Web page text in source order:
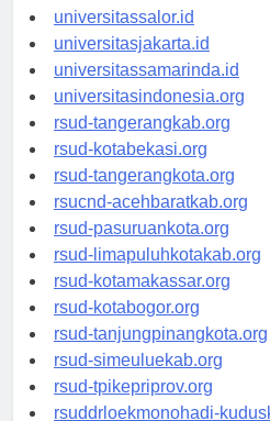
universitaswalesi.id
universitassalor.id
universitasjakarta.id
universitassamarinda.id
universitasindonesia.org
rsud-tangerangkab.org
rsud-kotabekasi.org
rsud-tangerangkota.org
rsucnd-acehbaratkab.org
rsud-pasuruankota.org
rsud-limapuluhkotakab.org
rsud-kotamakassar.org
rsud-kotabogor.org
rsud-tanjungpinangkota.org
rsud-simeuluekab.org
rsud-tpikepriprov.org